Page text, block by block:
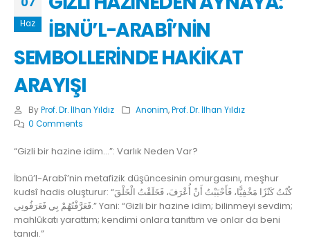
Haz
İBNÜ’L-ARABÎ’NİN
SEMBOLLERİNDE HAKİKAT
ARAYIŞI
By Prof. Dr. İlhan Yıldız Anonim,Prof. Dr. İlhan Yıldız
0 Comments
“Gizli bir hazine idim…”: Varlık Neden Var?
İbnü’l-Arabî’nin metafizik düşüncesinin omurgasını, meşhur
kudsî hadis oluşturur: “كُنْتُ كَنْزًا مَخْفِيًّا، فَأَحْبَبْتُ أَنْ أُعْرَفَ، فَخَلَقْتُ الْخَلْقَ
فَعَرَّفْتُهُمْ بِي فَعَرَفُونِي.” Yani: “Gizli bir hazine idim; bilinmeyi sevdim;
mahlûkatı yarattım; kendimi onlara tanıttım ve onlar da beni
tanıdı.”